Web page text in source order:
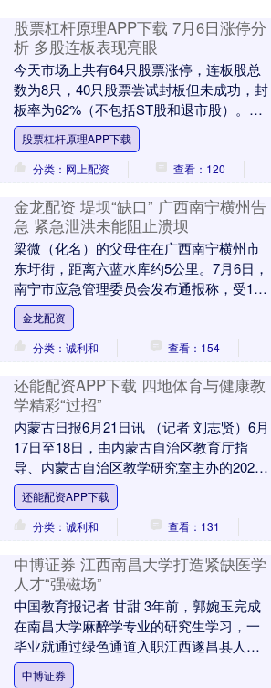
股票杠杆原理APP下载 7月6日涨停分
析 多股连板表现亮眼
今天市场上共有64只股票涨停，连板股总
数为8只，40只股票尝试封板但未成功，封
板率为62%（不包括ST股和退市股）。在
焦点股方面，PCB概念股贤丰控股在14天
内....
股票杠杆原理APP下载
分类：网上配资
查看：120
金龙配资 堤坝“缺口” 广西南宁横州告
急 紧急泄洪未能阻止溃坝
梁微（化名）的父母住在广西南宁横州市
东圩街，距离六蓝水库约5公里。7月6日，
南宁市应急管理委员会发布通报称，受10
号台风“美莎克”影响，该市大部出现暴雨到
大暴雨....
金龙配资
分类：诚利和
查看：154
还能配资APP下载 四地体育与健康教
学精彩“过招”
内蒙古日报6月21日讯 （记者 刘志贤）6月
17日至18日，由内蒙古自治区教育厅指
导、内蒙古自治区教学研究室主办的2026
年东北三省一区中小学体育与健康教学观
摩....
还能配资APP下载
分类：诚利和
查看：131
中博证券 江西南昌大学打造紧缺医学
人才“强磁场”
中国教育报记者 甘甜 3年前，郭婉玉完成
在南昌大学麻醉学专业的研究生学习，一
毕业就通过绿色通道入职江西遂昌县人民
医院麻醉科。如今，南昌大学每年稳定招
中博证券